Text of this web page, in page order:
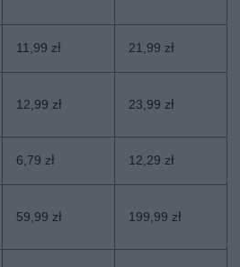
11,99 zł 21,99 zł
12,99 zł 23,99 zł
6,79 zł 12,29 zł
59,99 zł 199,99 zł